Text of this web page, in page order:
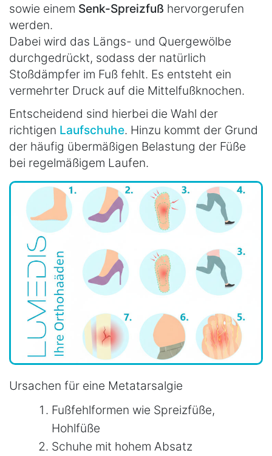
sowie einem Senk-Spreizfuß hervorgerufen
werden.
Dabei wird das Längs- und Quergewölbe
durchgedrückt, sodass der natürlich
Stoßdämpfer im Fuß fehlt. Es entsteht ein
vermehrter Druck auf die Mittelfußknochen.
Entscheidend sind hierbei die Wahl der
richtigen Laufschuhe. Hinzu kommt der Grund
der häufig übermäßigen Belastung der Füße
bei regelmäßigem Laufen.
Ursachen für eine Metatarsalgie
Fußfehlformen wie Spreizfüße,
Hohlfüße
Schuhe mit hohem Absatz